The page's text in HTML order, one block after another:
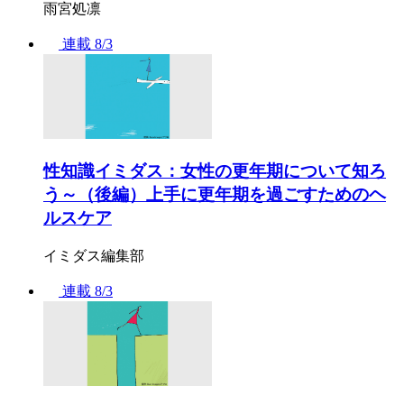
雨宮処凛
連載 8/3
性知識イミダス：女性の更年期について知ろ
う～（後編）上手に更年期を過ごすためのヘ
ルスケア
イミダス編集部
連載 8/3